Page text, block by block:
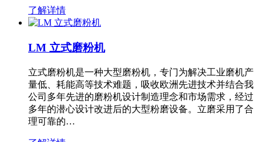
了解详情
LM 立式磨粉机
立式磨粉机是一种大型磨粉机，专门为解决工业磨机产
量低、耗能高等技术难题，吸收欧洲先进技术并结合我
公司多年先进的磨粉机设计制造理念和市场需求，经过
多年的潜心设计改进后的大型粉磨设备。立磨采用了合
理可靠的…